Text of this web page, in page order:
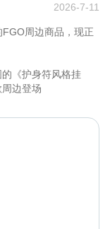
2026-7-11
周边商品，现正
《护身符风格挂